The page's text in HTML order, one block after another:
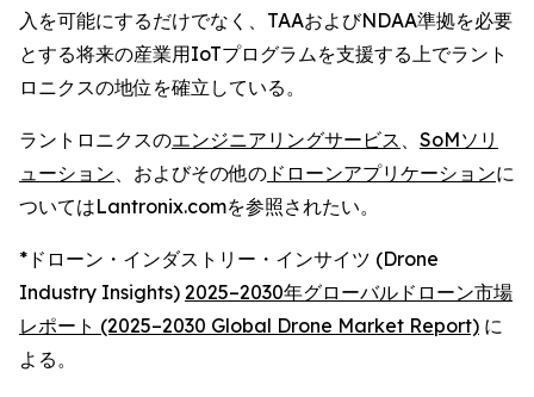
入を可能にするだけでなく、TAAおよびNDAA準拠を必要
とする将来の産業用IoTプログラムを支援する上でラント
ロニクスの地位を確立している。
ラントロニクスのエンジニアリングサービス
SoMソリ
ューション 、およびその他の ドローンアプリケーションに
ついてはLantronix.comを参照されたい。
*ドローン・インダストリー・インサイツ (Drone
Industry Insights) 2025–2030年グローバルドローン市場
レポート (2025–2030 Global Drone Market Report) に
よる。